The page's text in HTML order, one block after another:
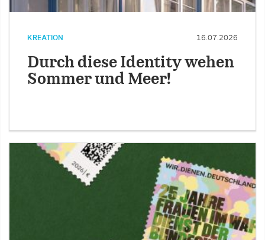
KREATION 16.07.2026
Durch diese Identity wehen
Sommer und Meer!